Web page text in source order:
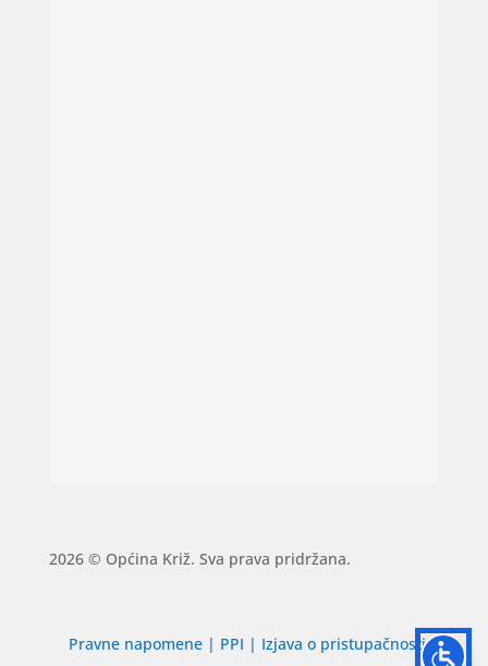
2026 © Općina Križ. Sva prava pridržana.
Pravne napomene | PPI | Izjava o pristupačnosti|